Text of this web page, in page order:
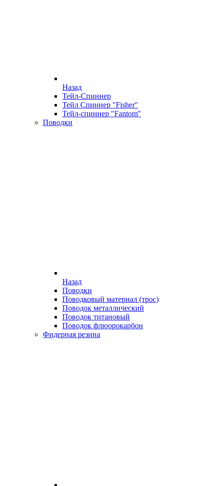
Назад
Тейл-Спиннер
Тейл Спиннер "Fisher"
Тейл-спиннер "Fantom"
Поводки
Назад
Поводки
Поводковый материал (трос)
Поводок металлический
Поводок титановый
Поводок флюорокарбон
Фидерная резина